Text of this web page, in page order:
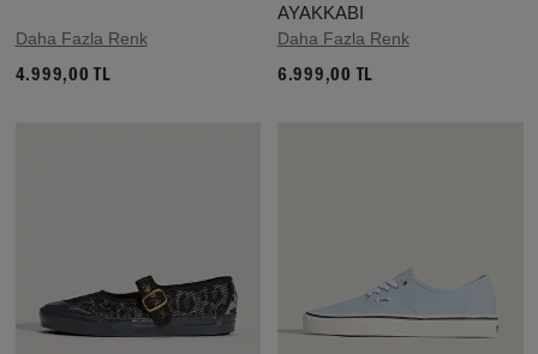
Daha Fazla Renk
4.999,00 TL
AYAKKABI
Daha Fazla Renk
6.999,00 TL